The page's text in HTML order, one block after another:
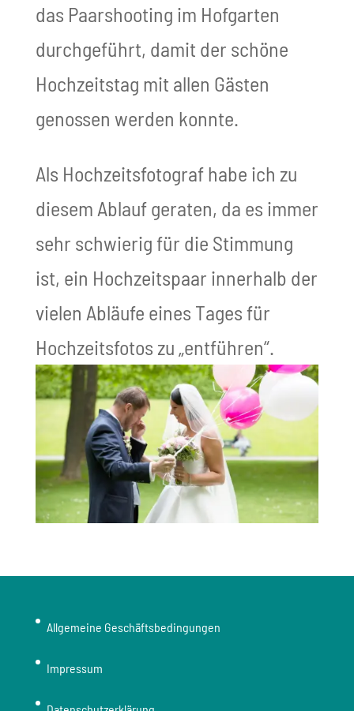
das Paarshooting im Hofgarten
durchgeführt, damit der schöne
Hochzeitstag mit allen Gästen
genossen werden konnte.
Als Hochzeitsfotograf habe ich zu
diesem Ablauf geraten, da es immer
sehr schwierig für die Stimmung
ist, ein Hochzeitspaar innerhalb der
vielen Abläufe eines Tages für
Hochzeitsfotos zu „entführen“.
Allgemeine Geschäftsbedingungen
Impressum